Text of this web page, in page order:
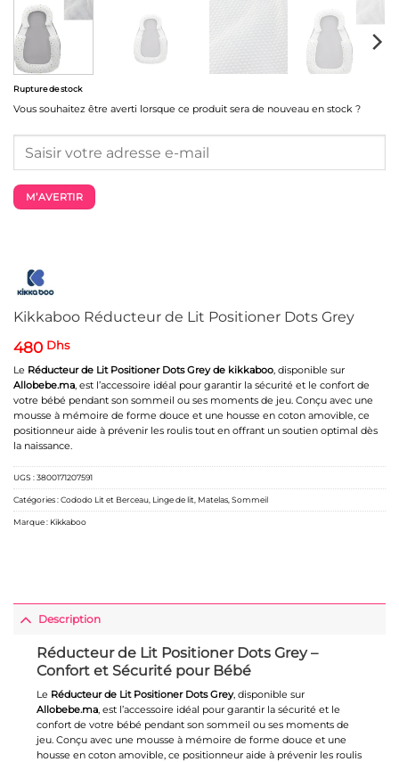
Kikkaboo Réducteur de Lit Positioner Dots Grey
480 Dhs
Le Réducteur de Lit Positioner Dots Grey de kikkaboo , disponible sur
Allobebe.ma , est l’accessoire idéal pour garantir la sécurité et le confort de
votre bébé pendant son sommeil ou ses moments de jeu. Conçu avec une
mousse à mémoire de forme douce et une housse en coton amovible, ce
positionneur aide à prévenir les roulis tout en offrant un soutien optimal dès
la naissance.
Rupture de stock
Vous souhaitez être averti lorsque ce produit sera de nouveau en stock ?
M’AVERTIR
UGS :3800171207591
Catégories :Cododo Lit et Berceau Linge de lit Matelas Sommeil
Marque : Kikkaboo
Description
Réducteur de Lit Positioner Dots Grey –
Confort et Sécurité pour Bébé
Le Réducteur de Lit Positioner Dots Grey, disponible sur
Allobebe.ma, est l’accessoire idéal pour garantir la sécurité et le
confort de votre bébé pendant son sommeil ou ses moments de
jeu. Conçu avec une mousse à mémoire de forme douce et une
housse en coton amovible, ce positionneur aide à prévenir les roulis